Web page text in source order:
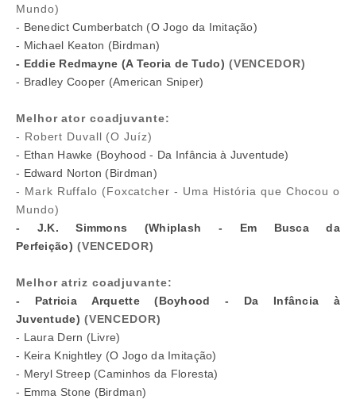
Mundo)
- Benedict Cumberbatch (O Jogo da Imitação)
- Michael Keaton (Birdman)
- Eddie Redmayne (A Teoria de Tudo) (VENCEDOR)
- Bradley Cooper (American Sniper)
Melhor ator coadjuvante:
- Robert Duvall (O Juíz)
- Ethan Hawke (Boyhood - Da Infância à Juventude)
- Edward Norton (Birdman)
- Mark Ruffalo (Foxcatcher - Uma História que Chocou o
Mundo)
- J.K. Simmons (Whiplash - Em Busca da
Perfeição) (VENCEDOR)
Melhor atriz coadjuvante:
- Patricia Arquette (Boyhood - Da Infância à
Juventude) (VENCEDOR)
- Laura Dern (Livre)
- Keira Knightley (O Jogo da Imitação)
- Meryl Streep (Caminhos da Floresta)
- Emma Stone (Birdman)